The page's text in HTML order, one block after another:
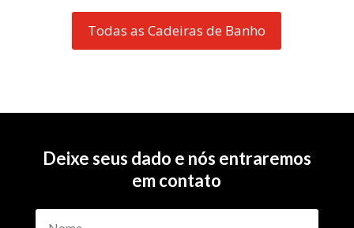
Todas as Cadeiras de Banho
Deixe seus dado e nós entraremos
em contato